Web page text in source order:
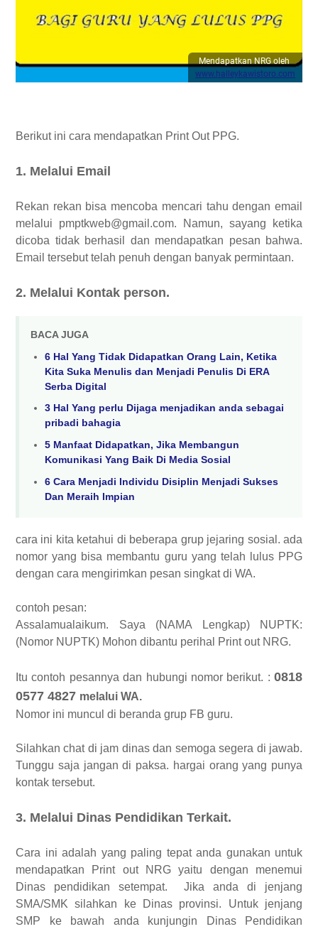
Mendapatkan NRG oleh
www.halleykawistoro.com
Berikut ini cara mendapatkan Print Out PPG.
1. Melalui Email
Rekan rekan bisa mencoba mencari tahu dengan email
melalui pmptkweb@gmail.com. Namun, sayang ketika
dicoba tidak berhasil dan mendapatkan pesan bahwa.
Email tersebut telah penuh dengan banyak permintaan.
2. Melalui Kontak person.
BACA JUGA
6 Hal Yang Tidak Didapatkan Orang Lain, Ketika
Kita Suka Menulis dan Menjadi Penulis Di ERA
Serba Digital
3 Hal Yang perlu Dijaga menjadikan anda sebagai
pribadi bahagia
5 Manfaat Didapatkan, Jika Membangun
Komunikasi Yang Baik Di Media Sosial
6 Cara Menjadi Individu Disiplin Menjadi Sukses
Dan Meraih Impian
cara ini kita ketahui di beberapa grup jejaring sosial. ada
nomor yang bisa membantu guru yang telah lulus PPG
dengan cara mengirimkan pesan singkat di WA.
contoh pesan:
Assalamualaikum. Saya (NAMA Lengkap) NUPTK:
(Nomor NUPTK) Mohon dibantu perihal Print out NRG.
Itu contoh pesannya dan hubungi nomor berikut. : 0818
0577 4827 melalui WA.
Nomor ini muncul di beranda grup FB guru.
Silahkan chat di jam dinas dan semoga segera di jawab.
Tunggu saja jangan di paksa. hargai orang yang punya
kontak tersebut.
3. Melalui Dinas Pendidikan Terkait.
Cara ini adalah yang paling tepat anda gunakan untuk
mendapatkan Print out NRG yaitu dengan menemui
Dinas pendidikan setempat. Jika anda di jenjang
SMA/SMK silahkan ke Dinas provinsi. Untuk jenjang
SMP ke bawah anda kunjungin Dinas Pendidikan